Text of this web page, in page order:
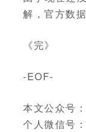
解，官方数
《完》
-EOF-
本文公众号
个人微信号